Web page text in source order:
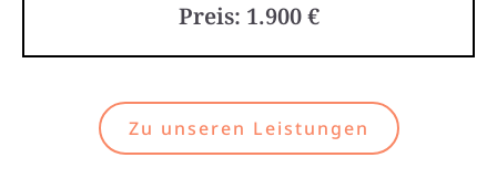
Preis: 1.900 €
Zu unseren Leistungen